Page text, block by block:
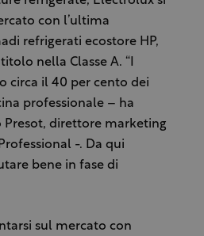
con l’ultima
refrigerati ecostore HP,
nella Classe A. “I
circa il 40 per cento dei
professionale – ha
Presot, direttore marketing
-. Da qui
bene in fase di
sul mercato con